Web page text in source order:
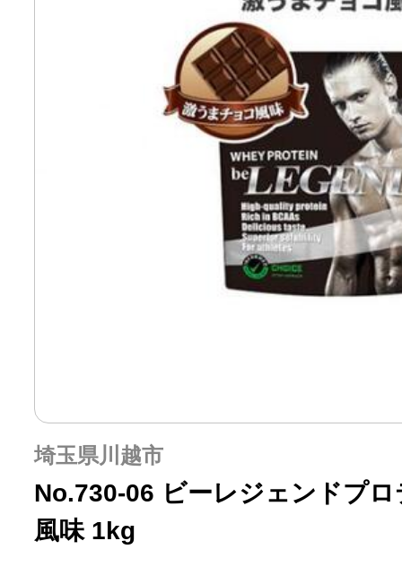
埼玉県川越市
No.730-06 ビーレジェンドプ
風味 1kg